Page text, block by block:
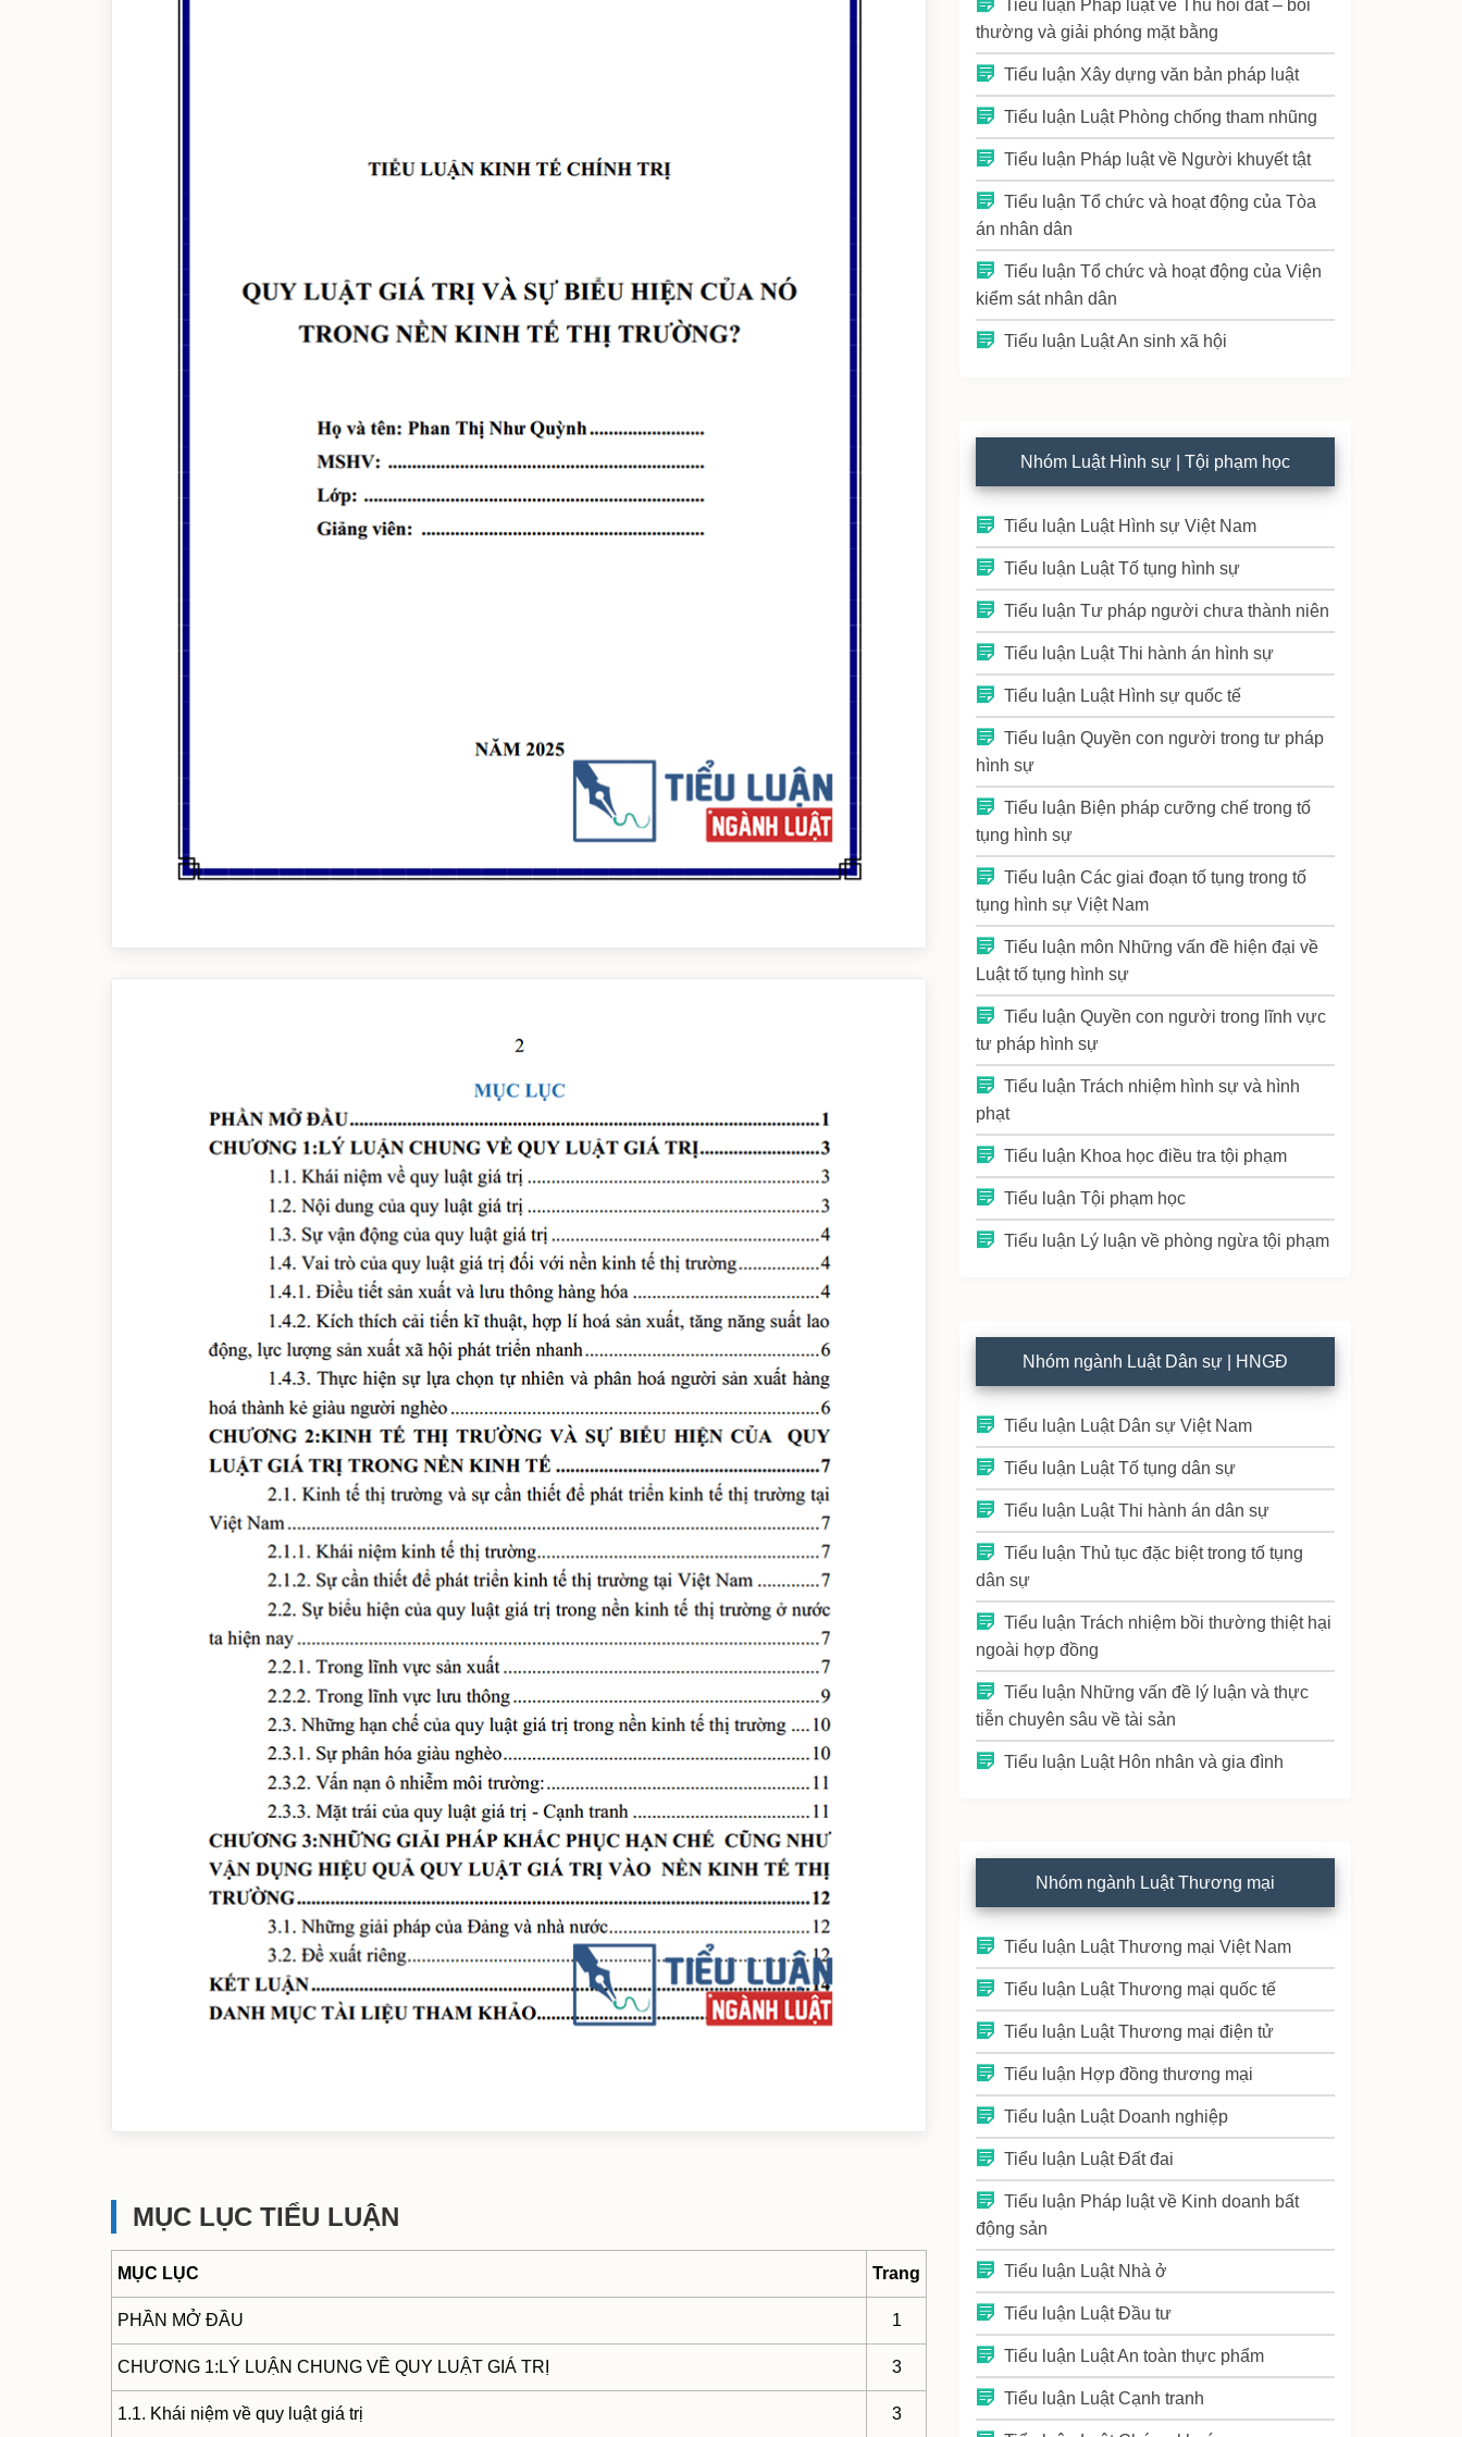
MỤC LỤC TIỂU LUẬN
MỤC LỤC Trang
PHẦN MỞ ĐẦU 1
CHƯƠNG 1:LÝ LUẬN CHUNG VỀ QUY LUẬT GIÁ TRỊ 3
1.1. Khái niệm về quy luật giá trị 3
Tiểu luận Pháp luật về Thu hồi đất – bồi
thường và giải phóng mặt bằng
Tiểu luận Xây dựng văn bản pháp luật
Tiểu luận Luật Phòng chống tham nhũng
Tiểu luận Pháp luật về Người khuyết tật
Tiểu luận Tổ chức và hoạt động của Tòa
án nhân dân
Tiểu luận Tổ chức và hoạt động của Viện
kiểm sát nhân dân
Tiểu luận Luật An sinh xã hội
Nhóm Luật Hình sự | Tội phạm học
Tiểu luận Luật Hình sự Việt Nam
Tiểu luận Luật Tố tụng hình sự
Tiểu luận Tư pháp người chưa thành niên
Tiểu luận Luật Thi hành án hình sự
Tiểu luận Luật Hình sự quốc tế
Tiểu luận Quyền con người trong tư pháp
hình sự
Tiểu luận Biện pháp cưỡng chế trong tố
tụng hình sự
Tiểu luận Các giai đoạn tố tụng trong tố
tụng hình sự Việt Nam
Tiểu luận môn Những vấn đề hiện đại về
Luật tố tụng hình sự
Tiểu luận Quyền con người trong lĩnh vực
tư pháp hình sự
Tiểu luận Trách nhiệm hình sự và hình
phạt
Tiểu luận Khoa học điều tra tội phạm
Tiểu luận Tội phạm học
Tiểu luận Lý luận về phòng ngừa tội phạm
Nhóm ngành Luật Dân sự | HNGĐ
Tiểu luận Luật Dân sự Việt Nam
Tiểu luận Luật Tố tụng dân sự
Tiểu luận Luật Thi hành án dân sự
Tiểu luận Thủ tục đặc biệt trong tố tụng
dân sự
Tiểu luận Trách nhiệm bồi thường thiệt hại
ngoài hợp đồng
Tiểu luận Những vấn đề lý luận và thực
tiễn chuyên sâu về tài sản
Tiểu luận Luật Hôn nhân và gia đình
Nhóm ngành Luật Thương mại
Tiểu luận Luật Thương mại Việt Nam
Tiểu luận Luật Thương mại quốc tế
Tiểu luận Luật Thương mại điện tử
Tiểu luận Hợp đồng thương mại
Tiểu luận Luật Doanh nghiệp
Tiểu luận Luật Đất đai
Tiểu luận Pháp luật về Kinh doanh bất
động sản
Tiểu luận Luật Nhà ở
Tiểu luận Luật Đầu tư
Tiểu luận Luật An toàn thực phẩm
Tiểu luận Luật Cạnh tranh